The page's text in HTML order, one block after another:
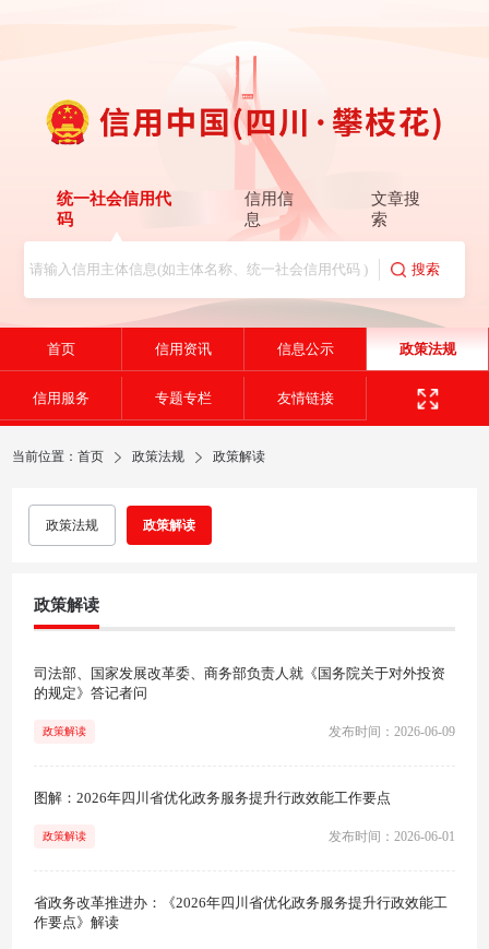
统一社会信用代
码
信用信
息
文章搜
索
首页 信用资讯 信息公示 政策法规
信用服务 专题专栏 友情链接
当前位置：首页 政策法规 政策解读
政策法规 政策解读
政策解读
司法部、国家发展改革委、商务部负责人就《国务院关于对外投资
的规定》答记者问
政策解读 发布时间：2026-06-09
图解：2026年四川省优化政务服务提升行政效能工作要点
政策解读 发布时间：2026-06-01
省政务改革推进办：《2026年四川省优化政务服务提升行政效能工
作要点》解读